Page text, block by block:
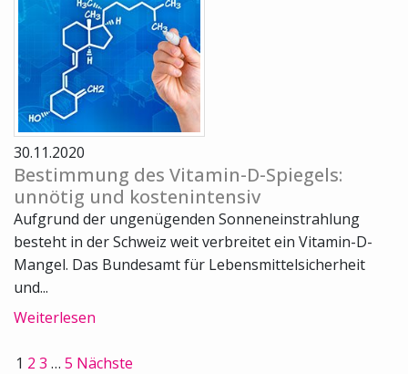
30.11.2020
Bestimmung des Vitamin-D-Spiegels:
unnötig und kostenintensiv
Aufgrund der ungenügenden Sonneneinstrahlung
besteht in der Schweiz weit verbreitet ein Vitamin-D-
Mangel. Das Bundesamt für Lebensmittelsicherheit
und...
Weiterlesen
1 2 3 … 5 Nächste